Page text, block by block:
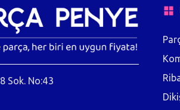
Sok. No:43